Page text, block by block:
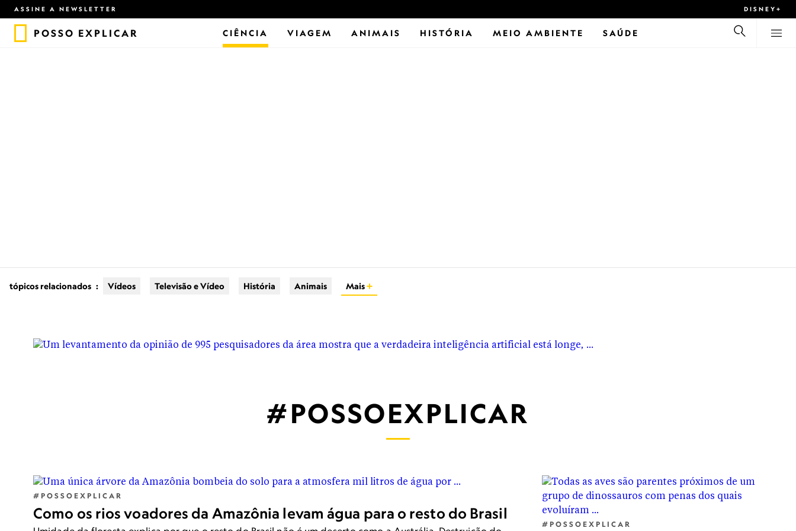
ASSINE A NEWSLETTER DISNEY+
POSSO EXPLICAR CIÊNCIA VIAGEM ANIMAIS HISTÓRIA MEIO AMBIENTE SAÚDE
tópicos relacionados : Vídeos Televisão e Vídeo História Animais Mais
#POSSOEXPLICAR
humanos?
#POSSOEXPLICAR
Como os rios voadores da Amazônia levam água para o resto do Brasil
#POSSOEXPLICAR